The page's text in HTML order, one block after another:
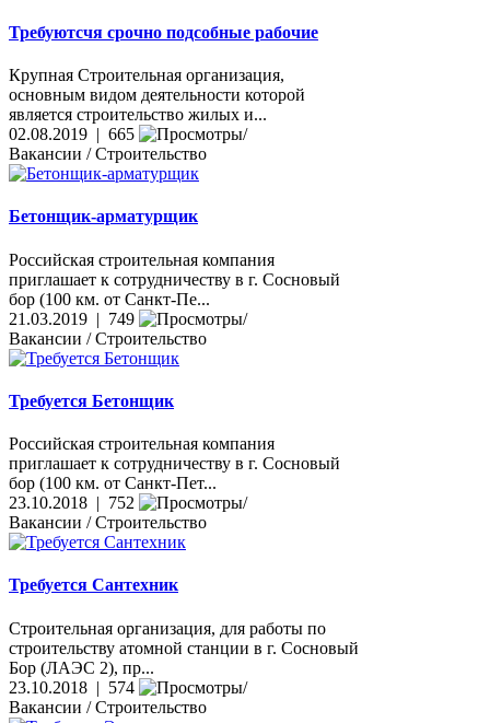
Требуютсчя срочно подсобные рабочие
Крупная Строительная организация,
основным видом деятельности которой
является строительство жилых и...
02.08.2019 | 665
Вакансии / Строительство
Бетонщик-арматурщик
Российская строительная компания
приглашает к сотрудничеству в г. Сосновый
бор (100 км. от Санкт-Пе...
21.03.2019 | 749
Вакансии / Строительство
Требуется Бетонщик
Российская строительная компания
приглашает к сотрудничеству в г. Сосновый
бор (100 км. от Санкт-Пет...
23.10.2018 | 752
Вакансии / Строительство
Требуется Сантехник
Строительная организация, для работы по
строительству атомной станции в г. Сосновый
Бор (ЛАЭС 2), пр...
23.10.2018 | 574
Вакансии / Строительство